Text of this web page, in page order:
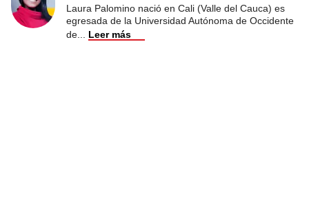
Laura Palomino nació en Cali (Valle del Cauca) es
egresada de la Universidad Autónoma de Occidente
de
Leer más